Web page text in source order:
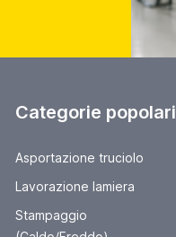
Categorie popolari
Asportazione truciolo
Lavorazione lamiera
Stampaggio